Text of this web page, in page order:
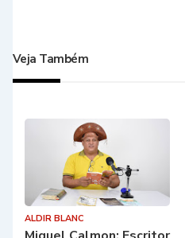
Veja Também
ALDIR BLANC